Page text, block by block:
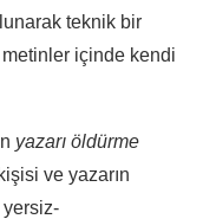
teknik bir
içinde kendi
yazarı öldürme
ve yazarın
yersiz-